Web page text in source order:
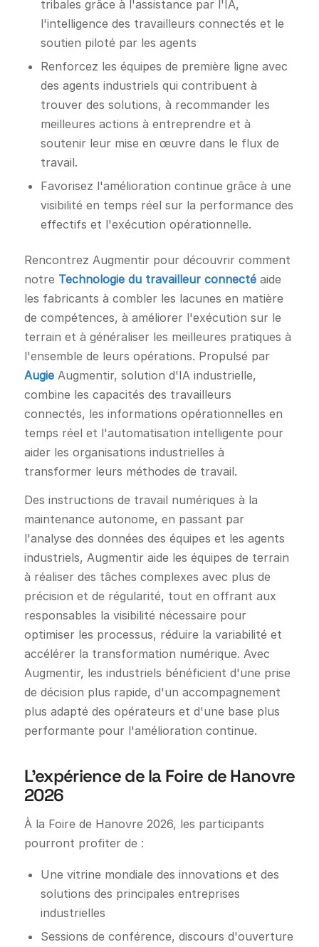
tribales grâce à l'assistance par l'IA,
l'intelligence des travailleurs connectés et le
soutien piloté par les agents
Renforcez les équipes de première ligne avec
des agents industriels qui contribuent à
trouver des solutions, à recommander les
meilleures actions à entreprendre et à
soutenir leur mise en œuvre dans le flux de
travail.
Favorisez l'amélioration continue grâce à une
visibilité en temps réel sur la performance des
effectifs et l'exécution opérationnelle.
Rencontrez Augmentir pour découvrir comment
notre Technologie du travailleur connectéaide
les fabricants à combler les lacunes en matière
de compétences, à améliorer l'exécution sur le
terrain et à généraliser les meilleures pratiques à
l'ensemble de leurs opérations. Propulsé par
AugieAugmentir, solution d'IA industrielle,
combine les capacités des travailleurs
connectés, les informations opérationnelles en
temps réel et l'automatisation intelligente pour
aider les organisations industrielles à
transformer leurs méthodes de travail.
Des instructions de travail numériques à la
maintenance autonome, en passant par
l'analyse des données des équipes et les agents
industriels, Augmentir aide les équipes de terrain
à réaliser des tâches complexes avec plus de
précision et de régularité, tout en offrant aux
responsables la visibilité nécessaire pour
optimiser les processus, réduire la variabilité et
accélérer la transformation numérique. Avec
Augmentir, les industriels bénéficient d'une prise
de décision plus rapide, d'un accompagnement
plus adapté des opérateurs et d'une base plus
performante pour l'amélioration continue.
L'expérience de la Foire de Hanovre
2026
À la Foire de Hanovre 2026, les participants
pourront profiter de :
Une vitrine mondiale des innovations et des
solutions des principales entreprises
industrielles
Sessions de conférence, discours d'ouverture